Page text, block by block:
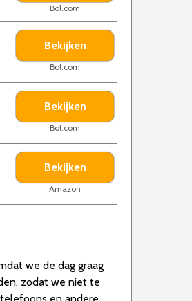
Bol.com
Bekijken
Bol.com
Bekijken
Bol.com
Bekijken
Amazon
we de dag graag
zodat we niet te